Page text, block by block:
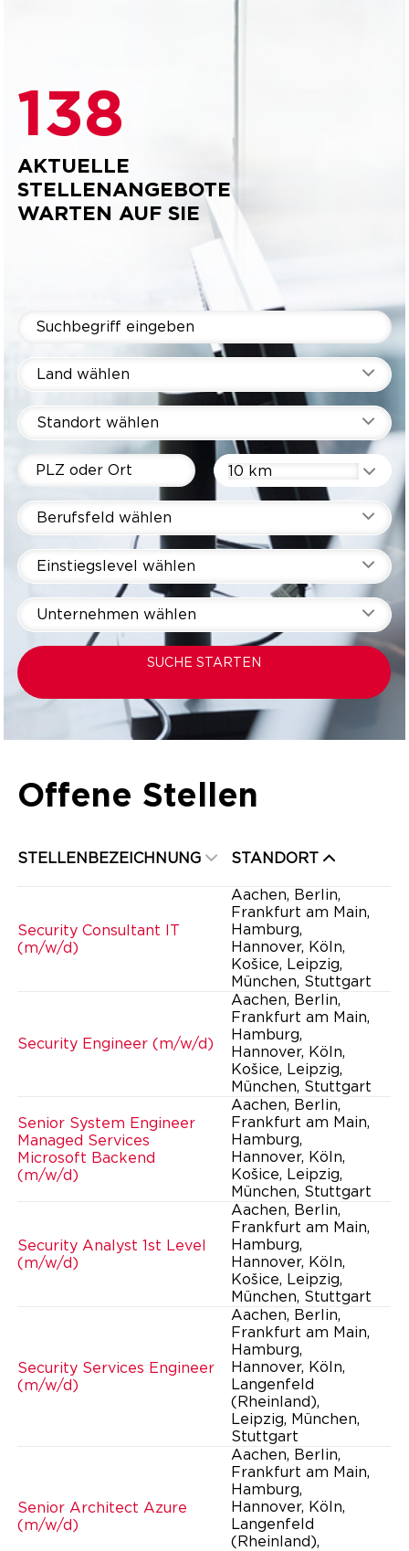
138
AKTUELLE
STELLENANGEBOTE
WARTEN AUF SIE
Land wählen
Standort wählen
10 km
Berufsfeld wählen
Einstiegslevel wählen
Unternehmen wählen
SUCHE STARTEN
Offene Stellen
STELLENBEZEICHNUNG STANDORT
Security Consultant IT
(m/w/d)
Aachen, Berlin,
Frankfurt am Main,
Hamburg,
Hannover, Köln,
Košice, Leipzig,
München, Stuttgart
Security Engineer (m/w/d)
Aachen, Berlin,
Frankfurt am Main,
Hamburg,
Hannover, Köln,
Košice, Leipzig,
München, Stuttgart
Senior System Engineer
Managed Services
Microsoft Backend
(m/w/d)
Aachen, Berlin,
Frankfurt am Main,
Hamburg,
Hannover, Köln,
Košice, Leipzig,
München, Stuttgart
Security Analyst 1st Level
(m/w/d)
Aachen, Berlin,
Frankfurt am Main,
Hamburg,
Hannover, Köln,
Košice, Leipzig,
München, Stuttgart
Security Services Engineer
(m/w/d)
Aachen, Berlin,
Frankfurt am Main,
Hamburg,
Hannover, Köln,
Langenfeld
(Rheinland),
Leipzig, München,
Stuttgart
Senior Architect Azure
(m/w/d)
Aachen, Berlin,
Frankfurt am Main,
Hamburg,
Hannover, Köln,
Langenfeld
(Rheinland),